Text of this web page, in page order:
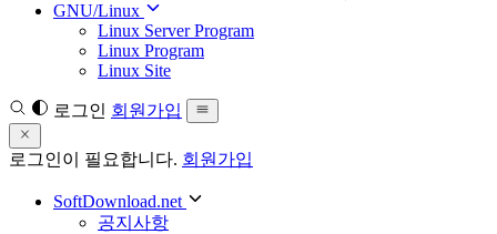
GNU/Linux
Linux Server Program
Linux Program
Linux Site
로그인 회원가입
로그인이 필요합니다. 회원가입
SoftDownload.net
공지사항